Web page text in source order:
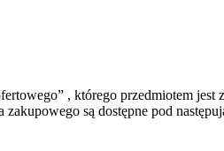
, którego przedmiotem
są dostępne pod